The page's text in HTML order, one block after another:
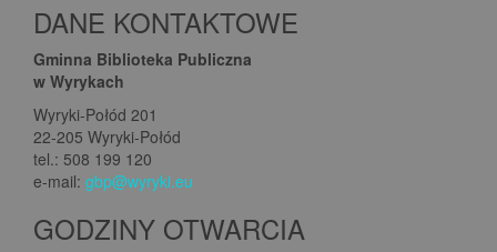
DANE KONTAKTOWE
Gminna Biblioteka Publiczna
w Wyrykach
Wyryki-Połód 201
22-205 Wyryki-Połód
tel.: 508 199 120
e-mail: gbp@wyryki.eu
GODZINY OTWARCIA